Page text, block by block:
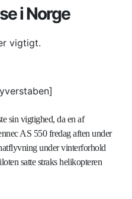
i Norge
vigtigt.
sin vigtighed, da en af
AS 550 fredag aften under
under vinterforhold
satte straks helikopteren